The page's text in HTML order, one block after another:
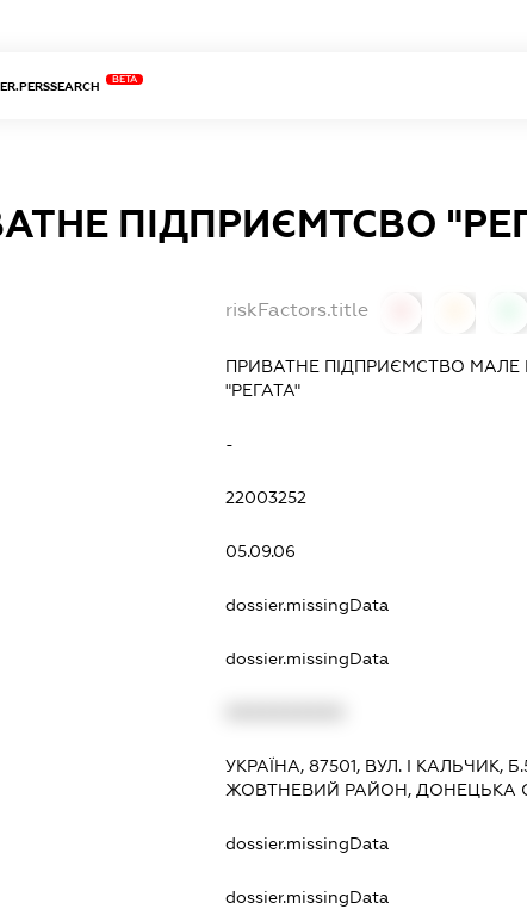
BETA
ПІДПРИЄМТСВО
riskFactors.title
ПРИВАТНЕ ПІДПРИЄМСТВО МАЛЕ
"РЕГАТА"
-
22003252
05.09.06
dossier.missingData
dossier.missingData
УКРАЇНА, 87501, ВУЛ. І КАЛЬЧИК,
ЖОВТНЕВИЙ РАЙОН, ДОНЕЦЬКА
dossier.missingData
dossier.missingData